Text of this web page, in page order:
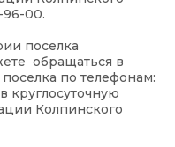
96-00.
поселка
обращаться в
по телефонам:
круглосуточную
Колпинского